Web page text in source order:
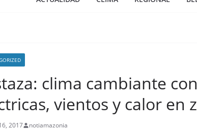
clima cambiante
vientos y calor en
2017 notiamazonia